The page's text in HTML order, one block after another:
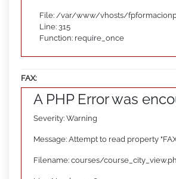
File: /var/www/vhosts/
Line: 315
Function: require_once
FAX:
A PHP Error was
Severity: Warning
Message: Attempt to read property
Filename: courses/